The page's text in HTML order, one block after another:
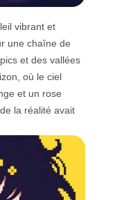
vibrant et
une chaîne de
et des vallées
où le ciel
et un rose
la réalité avait